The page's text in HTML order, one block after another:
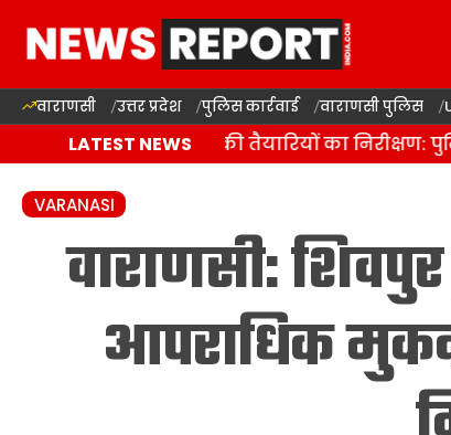
वाराणसी उत्तर प्रदेश पुलिस कार्रवाई वाराणसी पुलिस
LATEST NEWS
में कांवड़ यात्रा की तैयारियों का निरीक्षण:
VARANASI
वाराणसी:
आपराधिक